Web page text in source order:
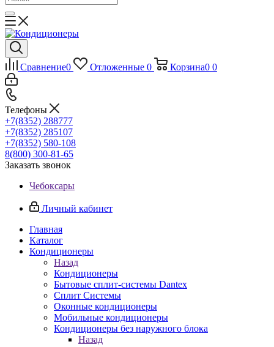
Сравнение0 Отложенные 0 Корзина0 0
Телефоны
+7(8352) 288777
+7(8352) 285107
+7(8352) 580-108
8(800) 300-81-65
Заказать звонок
Чебоксары
Личный кабинет
Главная
Каталог
Кондиционеры
Назад
Кондиционеры
Бытовые сплит-системы Dantex
Сплит Системы
Оконные кондиционеры
Мобильные кондиционеры
Кондиционеры без наружного блока
Назад